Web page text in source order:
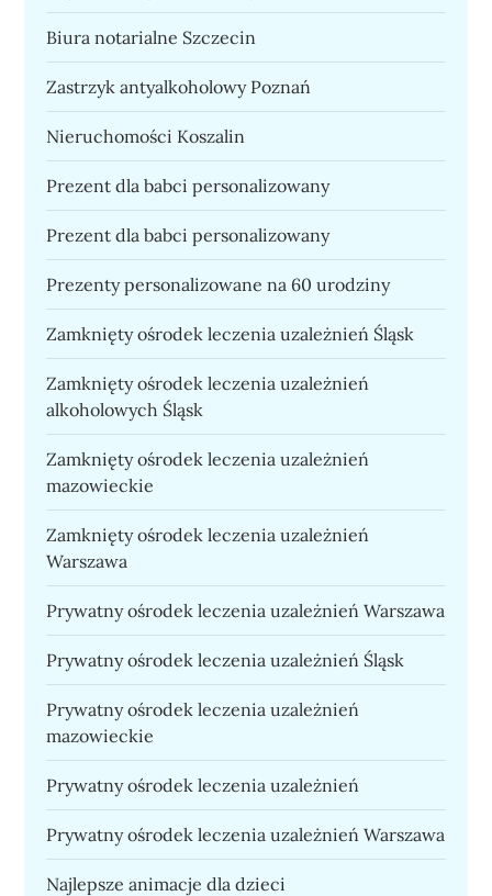
Biura notarialne Szczecin
Zastrzyk antyalkoholowy Poznań
Nieruchomości Koszalin
Prezent dla babci personalizowany
Prezent dla babci personalizowany
Prezenty personalizowane na 60 urodziny
Zamknięty ośrodek leczenia uzależnień Śląsk
Zamknięty ośrodek leczenia uzależnień
alkoholowych Śląsk
Zamknięty ośrodek leczenia uzależnień
mazowieckie
Zamknięty ośrodek leczenia uzależnień
Warszawa
Prywatny ośrodek leczenia uzależnień Warszawa
Prywatny ośrodek leczenia uzależnień Śląsk
Prywatny ośrodek leczenia uzależnień
mazowieckie
Prywatny ośrodek leczenia uzależnień
Prywatny ośrodek leczenia uzależnień Warszawa
Najlepsze animacje dla dzieci